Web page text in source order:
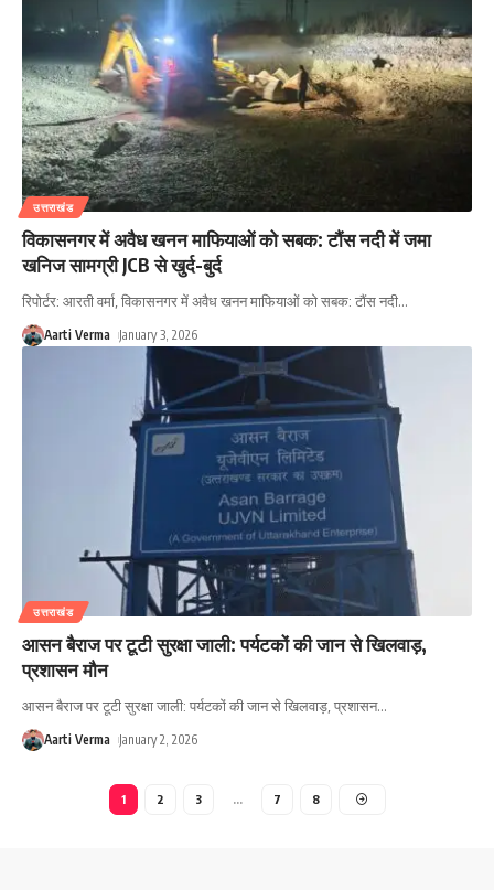
उत्तराखंड
विकासनगर में अवैध खनन माफियाओं को सबक: टौंस नदी में जमा
खनिज सामग्री JCB से खुर्द-बुर्द
रिपोर्टर: आरती वर्मा, विकासनगर में अवैध खनन माफियाओं को सबक: टौंस नदी…
Aarti Verma January 3, 2026
उत्तराखंड
आसन बैराज पर टूटी सुरक्षा जाली: पर्यटकों की जान से खिलवाड़,
प्रशासन मौन
आसन बैराज पर टूटी सुरक्षा जाली: पर्यटकों की जान से खिलवाड़, प्रशासन…
Aarti Verma January 2, 2026
1 2 3 … 7 8